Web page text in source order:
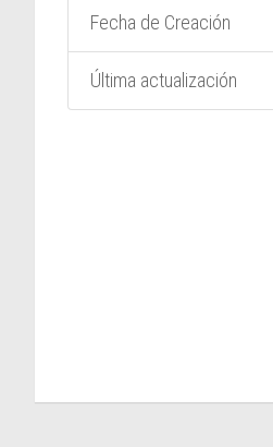
Fecha de Creación
Última actualización